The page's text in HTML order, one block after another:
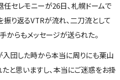
セレモニーが26日、札幌ドームで
り返るVTRが流れ、二刀流として
らもメッセージが送られた。
団した時から本当に周りにも栗山
と思いますし、本当にご迷惑をお掛